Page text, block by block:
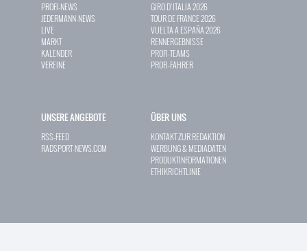
PROFI-NEWS
JEDERMANN-NEWS
LIVE
MARKT
KALENDER
VEREINE
GIRO D`ITALIA 2026
TOUR DE FRANCE 2026
VUELTA A ESPAÑA 2026
RENNERGEBNISSE
PROFI-TEAMS
PROFI-FAHRER
UNSERE ANGEBOTE
RSS-FEED
RADSPORT-NEWS.COM
ÜBER UNS
KONTAKT ZUR REDAKTION
WERBUNG & MEDIADATEN
PRODUKTINFORMATIONEN
ETHIKRICHTLINIE